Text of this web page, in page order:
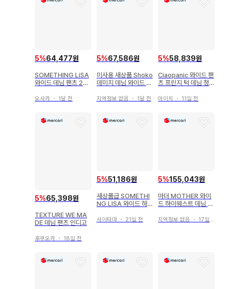
❤︎ 이미지와 다르다는 이유로 반품은 받지 않으니 양해 부탁드
립니다.
❤︎ 발송 시에는 작게 접어서 발송됩니다.
❤︎ 중고품에 대한 이해가 없으신 분, 예민하신 분, 완벽한 상품
인 중고품의 데미지는 양해 부탁드립니다.
❤︎ 사용감은 사람마다 느끼는 정도가 다르므로, 신경 쓰이는 부
분은 구매 전에 질문해 주세요.
❤︎ 구제 의류이므로 냄새가 날 수 있습니다. 양해 부탁드립니다.
5%64,477원
SOMETHING LiSA
와이드 데님 팬츠 28
오사카 ・ 1달 전
5%67,586원
미사용 새상품 Shoko
데미지 데님 와이드 팬
지역정보 없음 ・ 1달 전
5%58,839원
Ciaopanic 와이드 팬
츠 프린지 턱 데님 청
아이치 ・ 11일 전
5%65,398원
TEXTURE WE MA
DE 데님 팬츠 인디고
후쿠오카 ・ 18일 전
5%51,186원
새상품급 SOMETHI
NG LISA 와이드 하이
그린
사이타마・ 21일 전
5%155,043원
마더 MOTHER 와이
드 하이웨스트 데님 스
지역정보 없음 ・ 17일 전